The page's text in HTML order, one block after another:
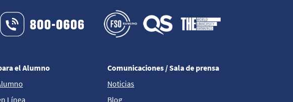
el Alumno
Línea
Comunicaciones / Sala de prensa
Noticias
Blog